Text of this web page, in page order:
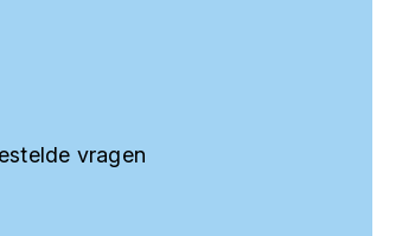
vragen